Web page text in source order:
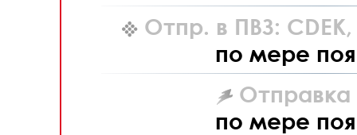
Отпр. в ПВЗ: CDEK,
по мере
Отправка
по мере